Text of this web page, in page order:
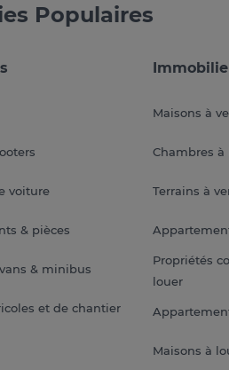
Populaires
voiture
& pièces
& minibus
et de chantier
Maisons à
Chambres à
Terrains à
Propriétés
louer
Maisons à